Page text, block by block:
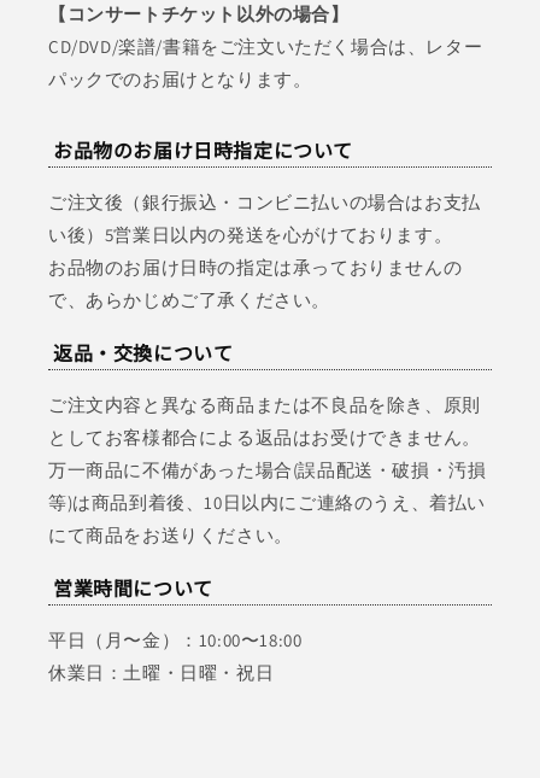
【コンサートチケット以外の場合】
CD/DVD/楽譜/書籍をご注文いただく場合は、レター
パックでのお届けとなります。
お品物のお届け日時指定について
ご注文後（銀行振込・コンビニ払いの場合はお支払
い後）5営業日以内の発送を心がけております。
お品物のお届け日時の指定は承っておりませんの
で、あらかじめご了承ください。
返品・交換について
ご注文内容と異なる商品または不良品を除き、原則
としてお客様都合による返品はお受けできません。
万一商品に不備があった場合(誤品配送・破損・汚損
等)は商品到着後、10日以内にご連絡のうえ、着払い
にて商品をお送りください。
営業時間について
平日（月〜金）：10:00〜18:00
休業日：土曜・日曜・祝日